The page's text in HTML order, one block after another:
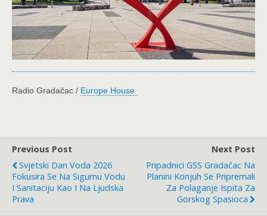
Radio Gradačac / Europe House
Previous Post
Svjetski Dan Voda 2026
Fokusira Se Na Sigurnu Vodu
I Sanitaciju Kao I Na Ljudska
Prava
Next Post
Pripadnici GSS Gradačac Na
Planini Konjuh Se Pripremali
Za Polaganje Ispita Za
Gorskog Spasioca